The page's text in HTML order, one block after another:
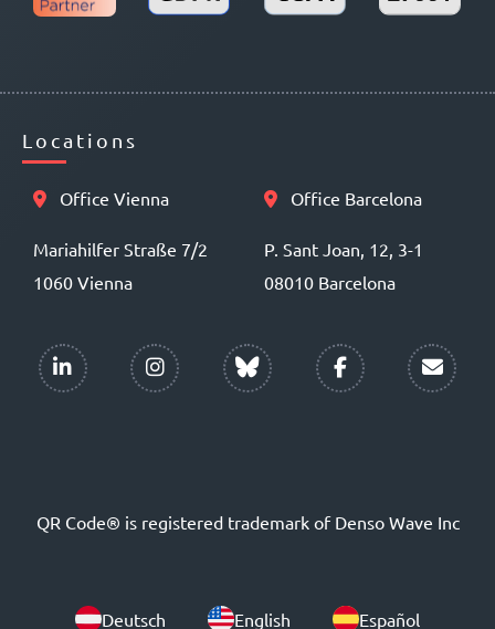
Locations
Office Vienna
Mariahilfer Straße 7/2
1060 Vienna
Office Barcelona
P. Sant Joan, 12, 3-1
08010 Barcelona
QR Code® is registered trademark of Denso Wave Inc
Deutsch English Español